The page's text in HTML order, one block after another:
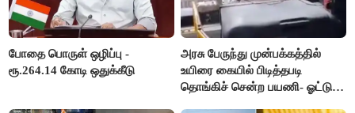
போதை பொருள் ஒழிப்பு -
ரூ.264.14 கோடி ஒதுக்கீடு
அரசு பேருந்து முன்பக்கத்தில்
உயிரை கையில் பிடித்தபடி
தொங்கிச் சென்ற பயணி- ஓட்டுநர்